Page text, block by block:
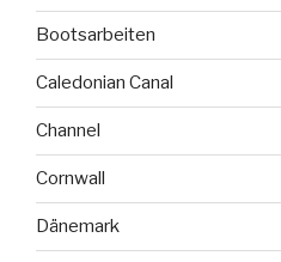
Bootsarbeiten
Caledonian Canal
Channel
Cornwall
Dänemark